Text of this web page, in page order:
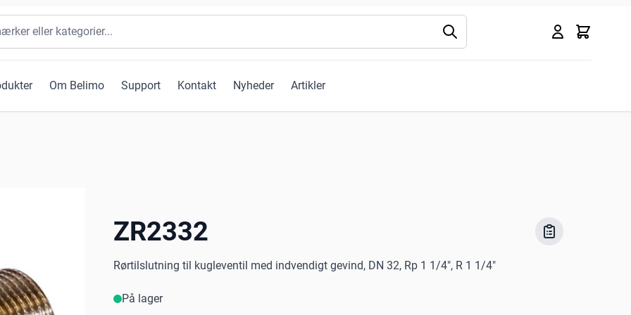
Om Belimo Support Kontakt Nyheder Artikler
Kurv
ZR2332
Rørtilslutning til kugleventil med indvendigt gevind, DN 32, Rp 1 1/4", R 1 1/4"
På lager